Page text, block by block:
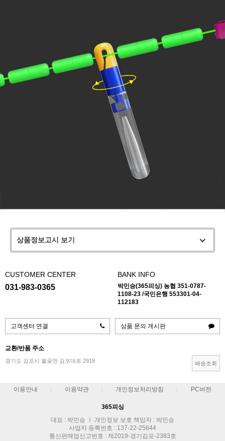
상품정보고시 보기
CUSTOMER CENTER
031-983-0365
BANK INFO
박민승(365피싱) 농협 351-0787-
1108-23 /국민은행 553301-04-
112183
고객센터 연결 상품 문의 게시판
교환/반품 주소
경기도 김포시 월곶면 김포대로 2918 배송조회
이용안내 이용약관 개인정보처리방침 PC버전
365피싱
대표 : 박민승 ㅣ 개인정보 보호 책임자 : 박민승
사업자 등록번호 : 137-22-25644
통신판매업신고번호 : 제2019-경기김포-2383호